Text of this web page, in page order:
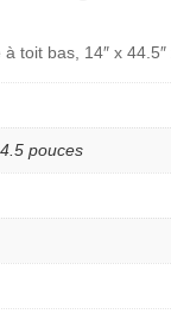
toit bas, 14″ x
pouces